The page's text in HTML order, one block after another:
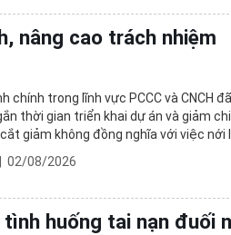
Lĩnh vực khác
nâng cao trách nhiệm
trong lĩnh vực PCCC và CNCH
thời gian triển khai dự án và giảm
giảm không đồng nghĩa với việc nới
02/08/2026
huống tai nạn đuối